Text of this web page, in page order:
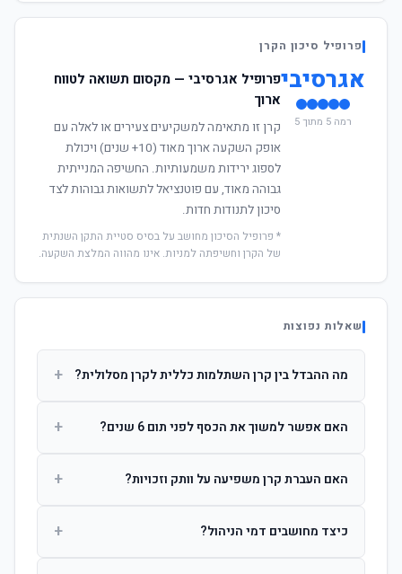
פרופיל סיכון הקרן
אגרסיבי
רמה 5 מתוך 5
פרופיל אגרסיבי — מקסום תשואה לטווח
ארוך
קרן זו מתאימה למשקיעים צעירים או לאלה עם
אופק השקעה ארוך מאוד (10+ שנים) ויכולת
לספוג ירידות משמעותיות. החשיפה המנייתית
גבוהה מאוד, עם פוטנציאל לתשואות גבוהות לצד
סיכון לתנודות חדות.
* פרופיל הסיכון מחושב על בסיס סטיית התקן השנתית
של הקרן וחשיפתה למניות. אינו מהווה המלצת השקעה.
שאלות נפוצות
מה ההבדל בין קרן השתלמות כללית לקרן מסלולית? +
ההשקעות. קרן מסלולית עוקבת אחרי מדד ספציפי ומאפשרת
האם אפשר למשוך את הכסף לפני תום 6 שנים? +
הרווחים. לאחר 6 שנים ניתן למשוך פטור ממס עד לתקרה
האם העברת קרן משפיעה על וותק וזכויות? +
החברות. הוותק ממשיך להיספר מיום ההפקדה הראשונה.
כיצד מחושבים דמי הניהול? +